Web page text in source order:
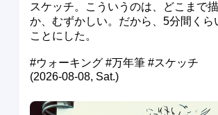
スケッチ。こういうのは、どこまで
か、むずかしい。だから、5分間くら
ことにした。
#ウォーキング #万年筆 #スケッチ
(2026-08-08, Sat.)